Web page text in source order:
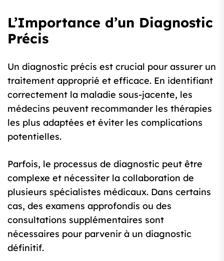
L’Importance d’un Diagnostic
Précis
Un diagnostic précis est crucial pour assurer un
traitement approprié et efficace. En identifiant
correctement la maladie sous-jacente, les
médecins peuvent recommander les thérapies
les plus adaptées et éviter les complications
potentielles.
Parfois, le processus de diagnostic peut être
complexe et nécessiter la collaboration de
plusieurs spécialistes médicaux. Dans certains
cas, des examens approfondis ou des
consultations supplémentaires sont
nécessaires pour parvenir à un diagnostic
définitif.